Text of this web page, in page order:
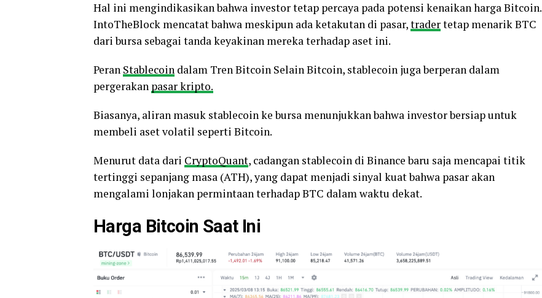
Hal ini mengindikasikan bahwa investor tetap percaya pada potensi kenaikan harga Bitcoin.
IntoTheBlock mencatat bahwa meskipun ada ketakutan di pasar,tradertetap menarik BTC
dari bursa sebagai tanda keyakinan mereka terhadap aset ini.
Peran Stablecoin dalam Tren Bitcoin Selain Bitcoin, stablecoin juga berperan dalam
pergerakan pasar kripto.
Biasanya, aliran masuk stablecoin ke bursa menunjukkan bahwa investor bersiap untuk
membeli aset volatil seperti Bitcoin.
Menurut data dari CryptoQuant, cadangan stablecoin di Binance baru saja mencapai titik
tertinggi sepanjang masa (ATH), yang dapat menjadi sinyal kuat bahwa pasar akan
mengalami lonjakan permintaan terhadap BTC dalam waktu dekat.
Harga Bitcoin Saat Ini